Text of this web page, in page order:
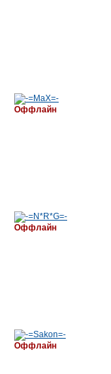
Оффлайн
Оффлайн
Оффлайн